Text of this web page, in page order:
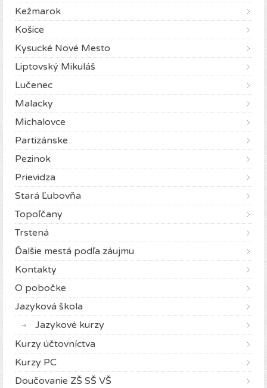
Kežmarok
Košice
Kysucké Nové Mesto
Liptovský Mikuláš
Lučenec
Malacky
Michalovce
Partizánske
Pezinok
Prievidza
Stará Ľubovňa
Topoľčany
Trstená
Ďalšie mestá podľa záujmu
Kontakty
O pobočke
Jazyková škola
Jazykové kurzy
Kurzy účtovníctva
Kurzy PC
Doučovanie ZŠ SŠ VŠ